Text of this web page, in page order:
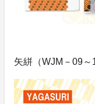
矢絣（WJM－09～